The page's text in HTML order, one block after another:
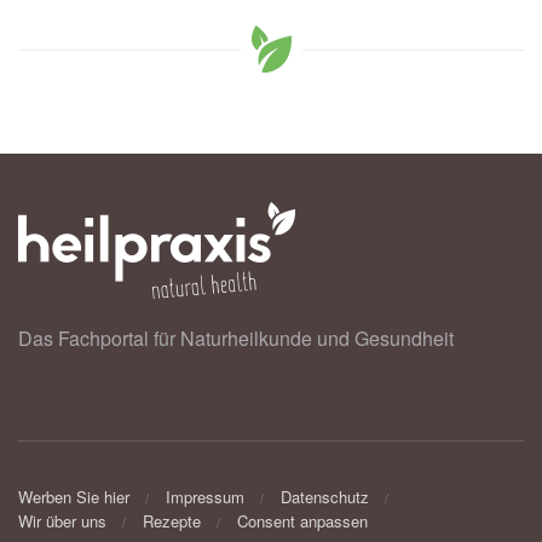
Das Fachportal für Naturheilkunde und Gesundheit
Werben Sie hier Impressum
Datenschutz
Wir über uns
Rezepte Consent anpassen